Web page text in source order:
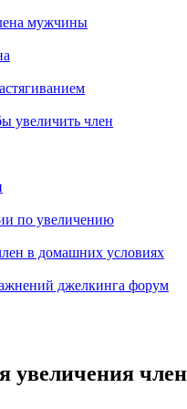
мужчины
увеличить член
по увеличению
в домашних условиях
джелкинга форум
увеличения